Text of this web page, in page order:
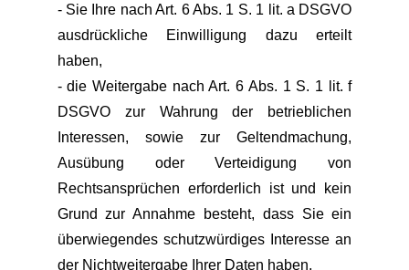
- Sie Ihre nach Art. 6 Abs. 1 S. 1 lit. a DSGVO
ausdrückliche Einwilligung dazu erteilt
haben,
- die Weitergabe nach Art. 6 Abs. 1 S. 1 lit. f
DSGVO zur Wahrung der betrieblichen
Interessen, sowie zur Geltendmachung,
Ausübung oder Verteidigung von
Rechtsansprüchen erforderlich ist und kein
Grund zur Annahme besteht, dass Sie ein
überwiegendes schutzwürdiges Interesse an
der Nichtweitergabe Ihrer Daten haben,